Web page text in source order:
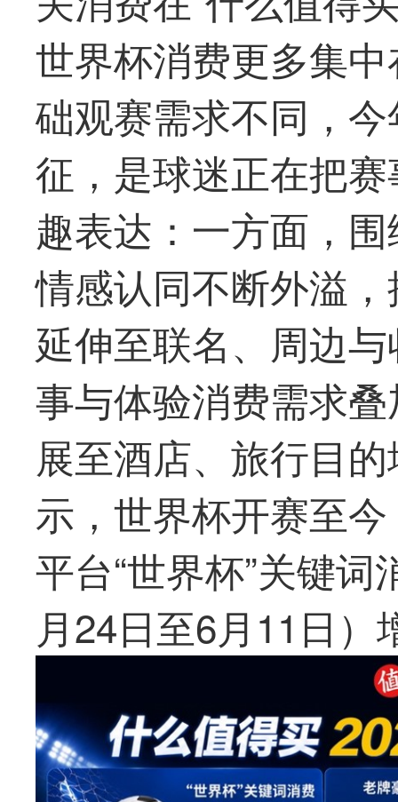
世界杯消费更多集
础观赛需求不同，
征，是球迷正在把
趣表达：一方面，
情感认同不断外溢
延伸至联名、周边
事与体验消费需求
展至酒店、旅行目
示，世界杯开赛至
平台“世界杯”关键
月24日至6月11日）